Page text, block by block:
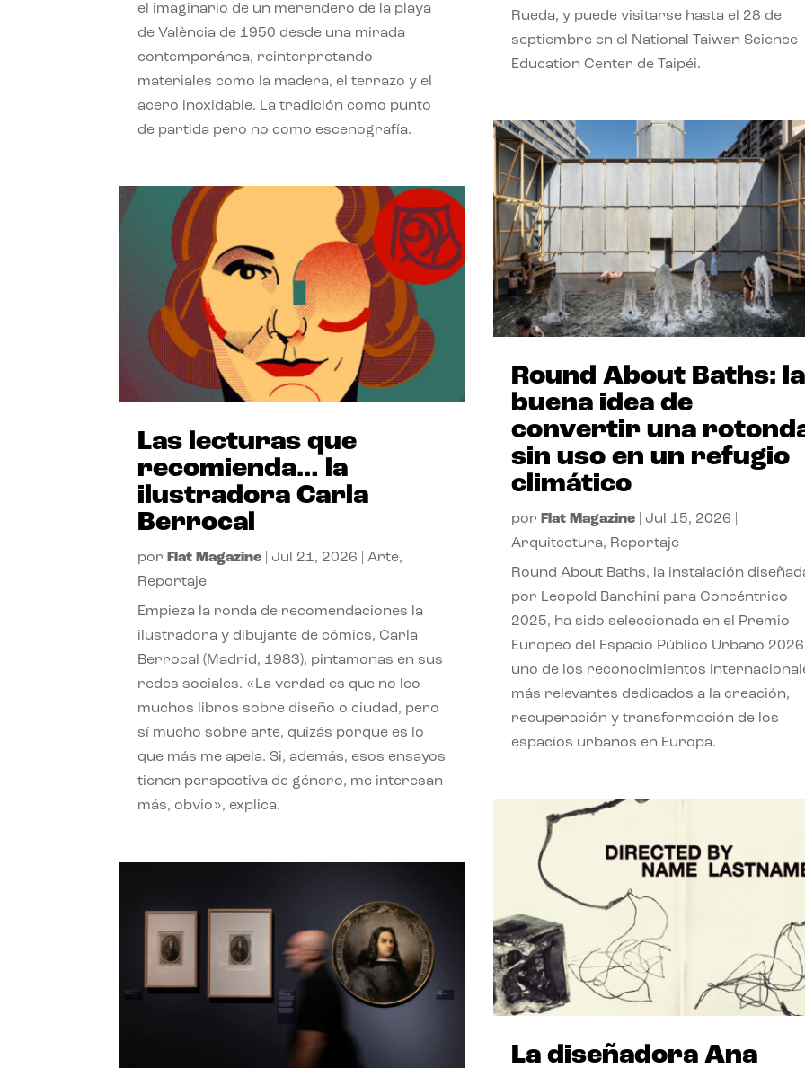
el imaginario de un merendero de la playa
de València de 1950 desde una mirada
contemporánea, reinterpretando
materiales como la madera, el terrazo y el
acero inoxidable. La tradición como punto
de partida pero no como escenografía.
Las lecturas que
recomienda… la
ilustradora Carla
Berrocal
por Flat Magazine Jul 21, 2026 |Arte,
Reportaje
Empieza la ronda de recomendaciones la
ilustradora y dibujante de cómics, Carla
Berrocal (Madrid, 1983), pintamonas en sus
redes sociales. «La verdad es que no leo
muchos libros sobre diseño o ciudad, pero
sí mucho sobre arte, quizás porque es lo
que más me apela. Si, además, esos ensayos
tienen perspectiva de género, me interesan
más, obvio», explica.
Rueda, y puede visitarse hasta el 28 de
septiembre en el National Taiwan Science
Education Center de Taipéi.
Round About Baths: la
buena idea de
convertir una
sin uso en un refugio
climático
por Flat Magazine| Jul 15, 2026
Arquitectura, Reportaje
Round About Baths, la instalación
por Leopold Banchini para Concéntrico
2025, ha sido seleccionada en el Premio
Europeo del Espacio Público Urbano
uno de los reconocimientos
más relevantes dedicados a la creación,
recuperación y transformación de los
espacios urbanos en Europa.
La diseñadora Ana